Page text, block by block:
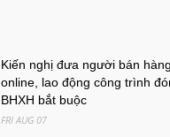
Kiến nghị đưa người bán hàng
online, lao động công trình
BHXH bắt buộc
FRI AUG 07